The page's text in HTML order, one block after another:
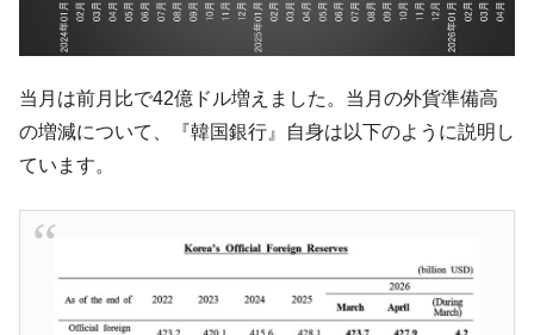
Fact1
夏の甲子園、優勝校を最も多く輩出している都道
府県とは？
Fact1 奇跡の毛色「白毛馬」とは？
える賞金とは？
平成仮面ライダーの意外すぎるモチーフとは？
発表から2日で大崩壊、鳴かず飛ばずに終わりそう
なスーパーリーグとは？
Fact1
日本人マスターズ挑戦の歴史。松山以前に最高位
当月は前月比で42億ドル増えました。当月の外貨準備高
の増減について、『韓国銀行』自身は以下のように説明し
ています。